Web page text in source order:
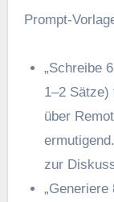
Prompt-
„Schreibe
1–2 Sätze)
ü‬ber
z‬ur